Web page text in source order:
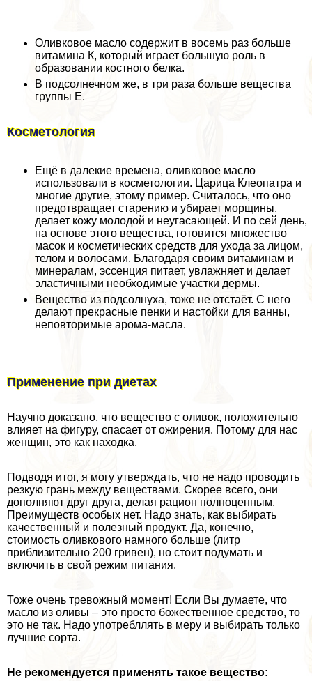
Оливковое масло содержит в восемь раз больше
витамина К, который играет большую роль в
образовании костного белка.
В подсолнечном же, в три раза больше вещества
группы Е.
Косметология
Ещё в далекие времена, оливковое масло
использовали в косметологии. Царица Клеопатра и
многие другие, этому пример. Считалось, что оно
предотвращает старению и убирает морщины,
делает кожу молодой и неугасающей. И по сей день,
на основе этого вещества, готовится множество
масок и косметических средств для ухода за лицом,
телом и волосами. Благодаря своим витаминам и
минералам, эссенция питает, увлажняет и делает
эластичными необходимые участки дермы.
Вещество из подсолнуха, тоже не отстаёт. С него
делают прекрасные пенки и настойки для ванны,
неповторимые арома-масла.
Применение при диетах
Научно доказано, что вещество с оливок, положительно
влияет на фигуру, спасает от ожирения. Потому для нас
женщин, это как находка.
Подводя итог, я могу утверждать, что не надо проводить
резкую грань между веществами. Скорее всего, они
дополняют друг друга, делая рацион полноценным.
Преимуществ особых нет. Надо знать, как выбирать
качественный и полезный продукт. Да, конечно,
стоимость оливкового намного больше (литр
приблизительно 200 гривен), но стоит подумать и
включить в свой режим питания.
Тоже очень тревожный момент! Если Вы думаете, что
масло из оливы – это просто божественное средство, то
это не так. Надо употрeбллять в меру и выбирать только
лучшие сорта.
Не рекомендуется применять такое вещество: